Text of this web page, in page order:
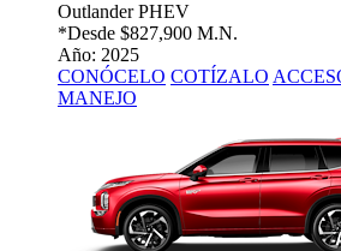
Outlander PHEV
*Desde $827,900 M.N.
Año: 2025
CONÓCELO COTÍZALO
MANEJO